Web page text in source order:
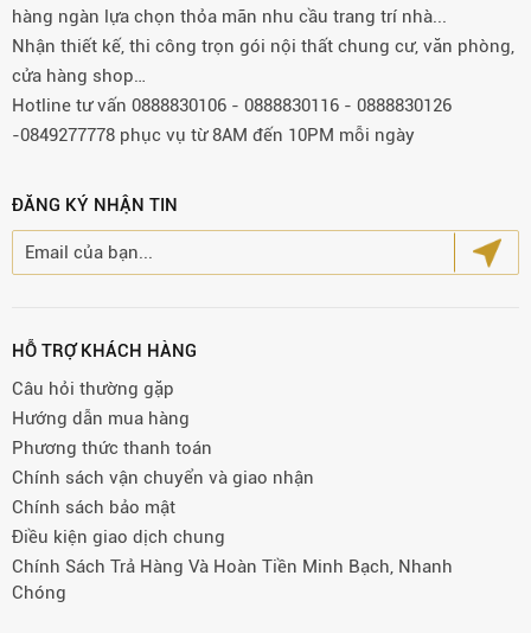
hàng ngàn lựa chọn thỏa mãn nhu cầu trang trí nhà...
Nhận thiết kế, thi công trọn gói nội thất chung cư, văn phòng,
cửa hàng shop…
Hotline tư vấn 0888830106 - 0888830116 - 0888830126
-0849277778 phục vụ từ 8AM đến 10PM mỗi ngày
ĐĂNG KÝ NHẬN TIN
HỖ TRỢ KHÁCH HÀNG
Câu hỏi thường gặp
Hướng dẫn mua hàng
Phương thức thanh toán
Chính sách vận chuyển và giao nhận
Chính sách bảo mật
Điều kiện giao dịch chung
Chính Sách Trả Hàng Và Hoàn Tiền Minh Bạch, Nhanh
Chóng